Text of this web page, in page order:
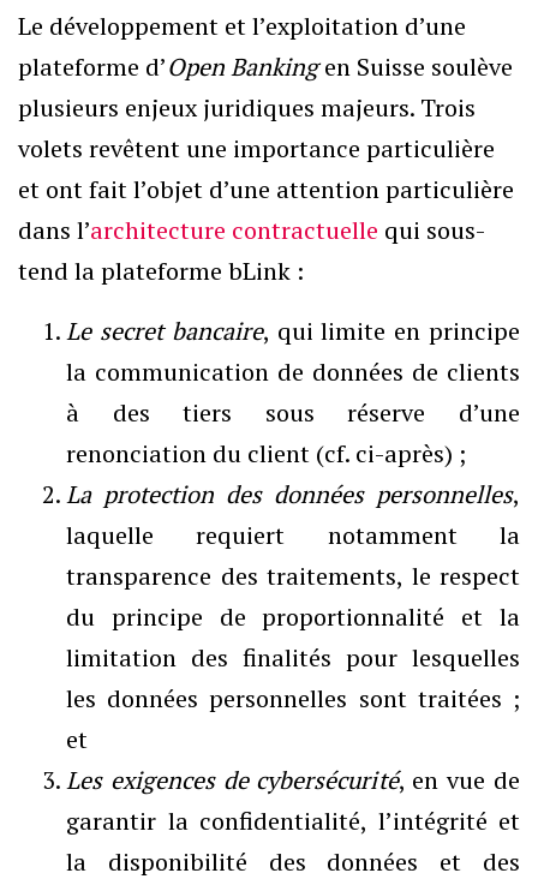
Le développement et l’exploitation d’une
plateforme d’Open Bankingen Suisse soulève
plusieurs enjeux juridiques majeurs. Trois
volets revêtent une importance particulière
et ont fait l’objet d’une attention particulière
dans l’architecture contractuelle qui sous-
tend la plateforme bLink :
Le secret bancaire, qui limite en principe
la communication de données de clients
à des tiers sous réserve d’une
renonciation du client (cf. ci-après) ;
La protection des données personnelles,
laquelle requiert notamment la
transparence des traitements, le respect
du principe de proportionnalité et la
limitation des finalités pour lesquelles
les données personnelles sont traitées ;
et
Les exigences de cybersécurité, en vue de
garantir la confidentialité, l’intégrité et
la disponibilité des données et des